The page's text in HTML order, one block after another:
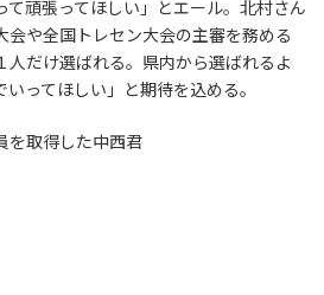
て頑張ってほしい」とエール。北村さん
会や全国トレセン大会の主審を務める
だけ選ばれる。県内から選ばれるよ
ってほしい」と期待を込める。
を取得した中西君